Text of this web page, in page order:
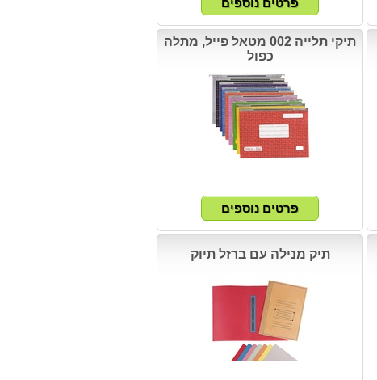
תיקי תלייה 002 מטאל פייל, מתלה
כפול
תיק מנילה עם ברזל תיוק